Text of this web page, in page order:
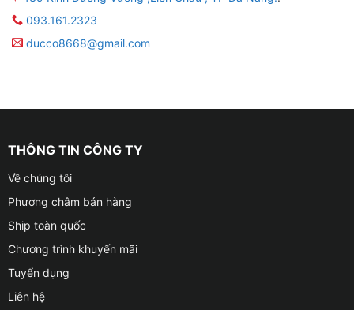
093.161.2323
ducco8668@gmail.com
THÔNG TIN CÔNG TY
Về chúng tôi
Phương châm bán hàng
Ship toàn quốc
Chương trình khuyến mãi
Tuyển dụng
Liên hệ